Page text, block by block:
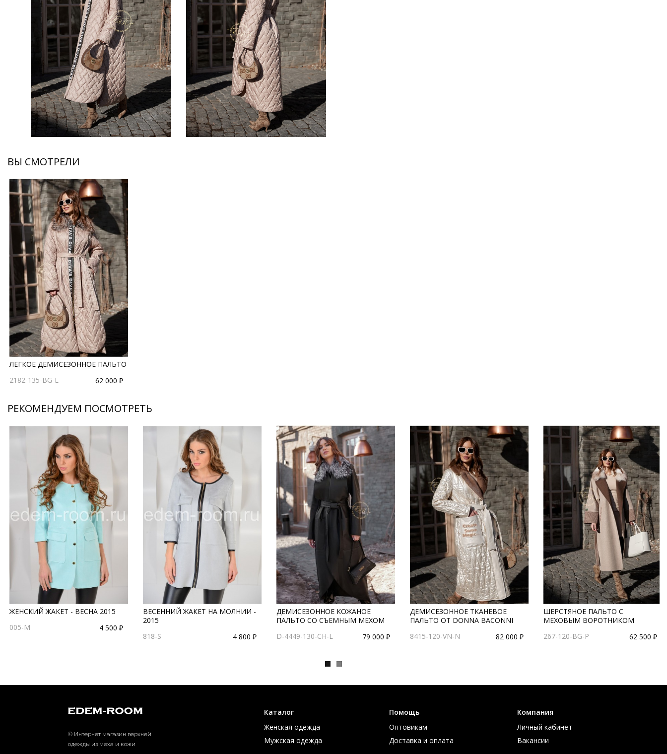
ВЫ СМОТРЕЛИ
ЛЕГКОЕ ДЕМИСЕЗОННОЕ ПАЛЬТО
2182-135-BG-L
62 000 ₽
РЕКОМЕНДУЕМ ПОСМОТРЕТЬ
ЖЕНСКИЙ ЖАКЕТ - ВЕСНА 2015
005-M
4 500 ₽
ВЕСЕННИЙ ЖАКЕТ НА МОЛНИИ -
2015
818-S
4 800 ₽
ДЕМИСЕЗОННОЕ КОЖАНОЕ
ПАЛЬТО СО СЪЕМНЫМ МЕХОМ
D-4449-130-CH-L
79 000 ₽
ДЕМИСЕЗОННОЕ ТКАНЕВОЕ
ПАЛЬТО ОТ DONNA BACONNI
8415-120-VN-N
82 000 ₽
ШЕРСТЯНОЕ ПАЛЬТО С
МЕХОВЫМ ВОРОТНИКОМ
267-120-BG-P
62 500 ₽
© Интернет магазин верхней
одежды из меха и кожи
Каталог
Женская одежда
Мужская одежда
Помощь
Оптовикам
Доставка и оплата
Компания
Личный кабинет
Вакансии